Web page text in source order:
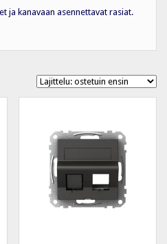
ja kanavaan asennettavat rasiat.